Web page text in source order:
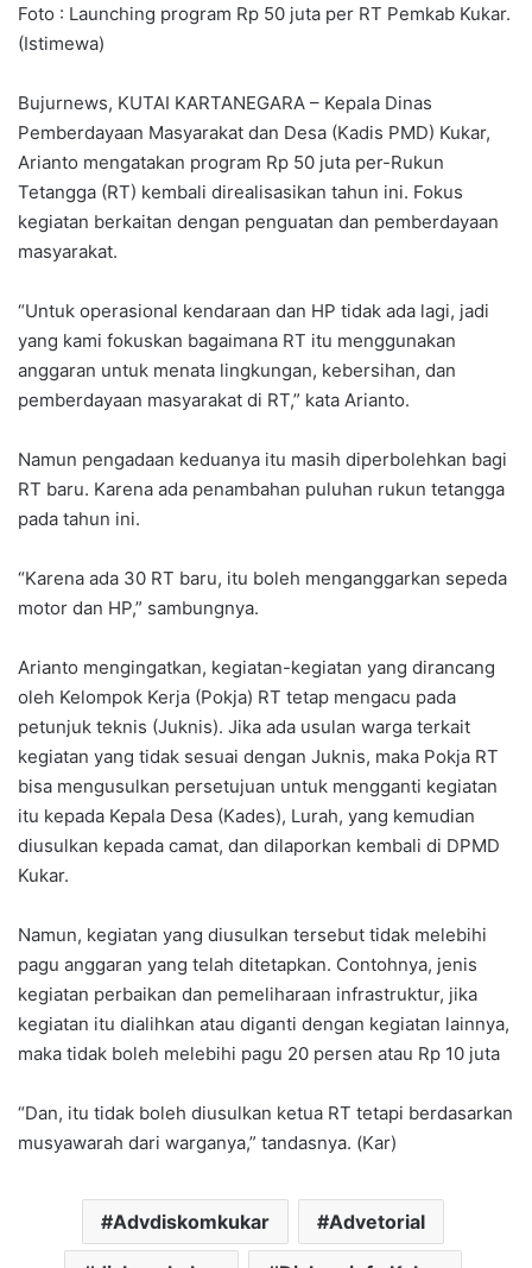
Foto : Launching program Rp 50 juta per RT Pemkab Kukar.
(Istimewa)
Bujurnews, KUTAI KARTANEGARA – Kepala Dinas
Pemberdayaan Masyarakat dan Desa (Kadis PMD) Kukar,
Arianto mengatakan program Rp 50 juta per-Rukun
Tetangga (RT) kembali direalisasikan tahun ini. Fokus
kegiatan berkaitan dengan penguatan dan pemberdayaan
masyarakat.
“Untuk operasional kendaraan dan HP tidak ada lagi, jadi
yang kami fokuskan bagaimana RT itu menggunakan
anggaran untuk menata lingkungan, kebersihan, dan
pemberdayaan masyarakat di RT,” kata Arianto.
Namun pengadaan keduanya itu masih diperbolehkan bagi
RT baru. Karena ada penambahan puluhan rukun tetangga
pada tahun ini.
“Karena ada 30 RT baru, itu boleh menganggarkan sepeda
motor dan HP,” sambungnya.
Arianto mengingatkan, kegiatan-kegiatan yang dirancang
oleh Kelompok Kerja (Pokja) RT tetap mengacu pada
petunjuk teknis (Juknis). Jika ada usulan warga terkait
kegiatan yang tidak sesuai dengan Juknis, maka Pokja RT
bisa mengusulkan persetujuan untuk mengganti kegiatan
itu kepada Kepala Desa (Kades), Lurah, yang kemudian
diusulkan kepada camat, dan dilaporkan kembali di DPMD
Kukar.
Namun, kegiatan yang diusulkan tersebut tidak melebihi
pagu anggaran yang telah ditetapkan. Contohnya, jenis
kegiatan perbaikan dan pemeliharaan infrastruktur, jika
kegiatan itu dialihkan atau diganti dengan kegiatan lainnya,
maka tidak boleh melebihi pagu 20 persen atau Rp 10 juta
“Dan, itu tidak boleh diusulkan ketua RT tetapi berdasarkan
musyawarah dari warganya,” tandasnya. (Kar)
Advdiskomkukar Advetorial